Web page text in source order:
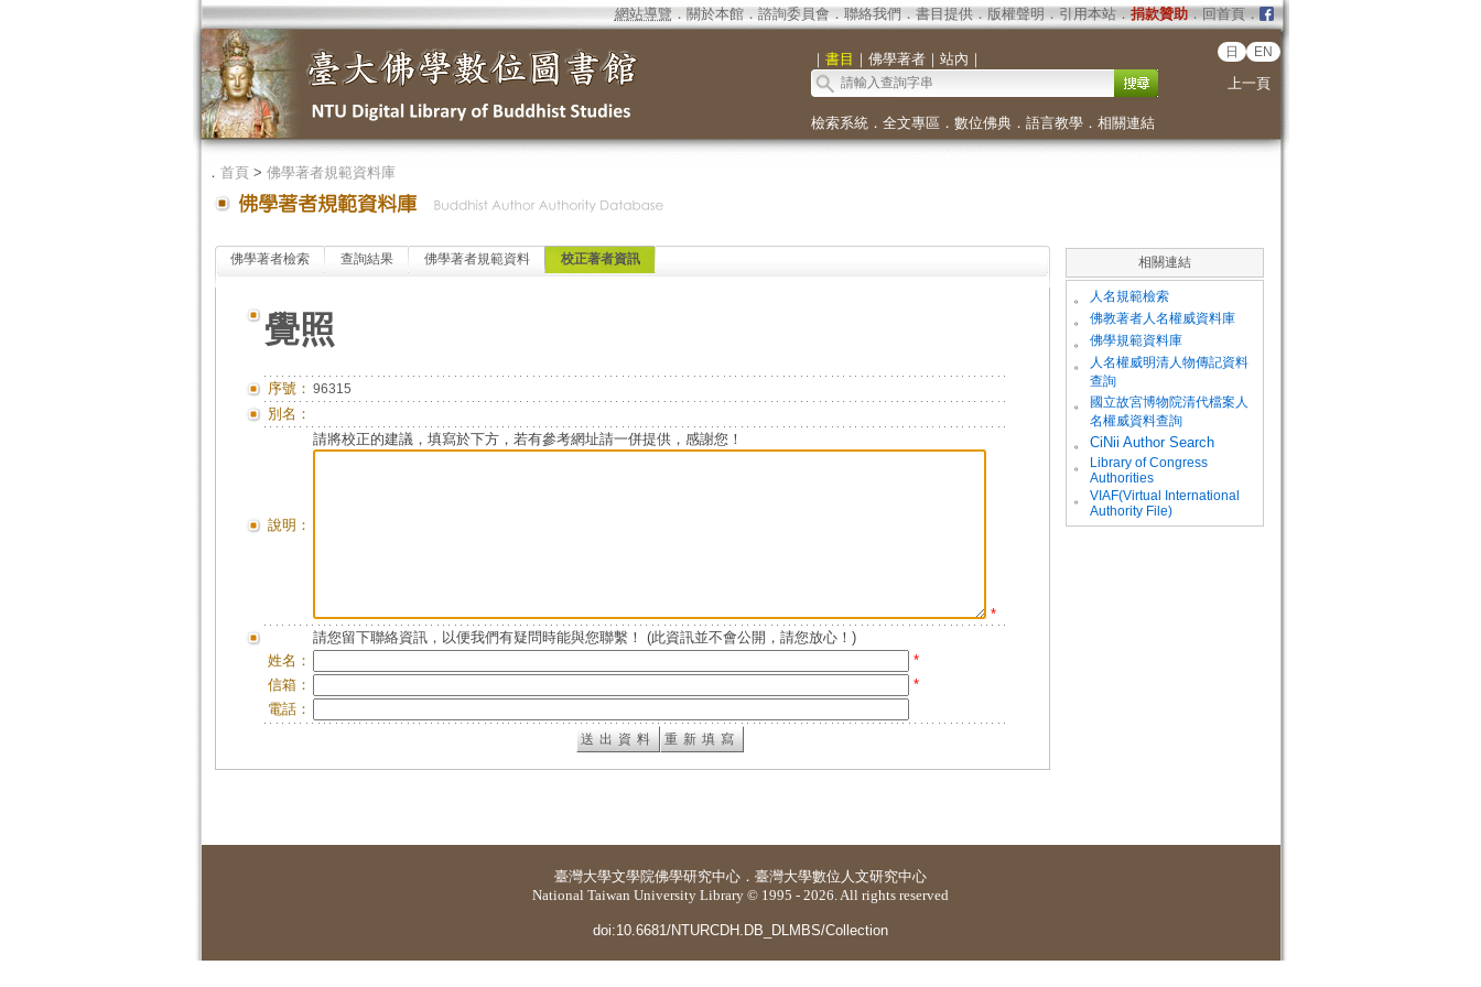
網站導覽 ． 關於本館． 諮詢委員會． 聯絡我們 ． 書目提供． 版權聲明 ． 引用本站． 捐款贊助．回首頁．
｜ 書目 ｜ 佛學著者｜ 站內 ｜ 日 EN
上一頁
檢索系統． 全文專區 ． 數位佛典． 語言教學． 相關連結
． 首頁> 佛學著者規範資料庫
佛學著者檢索 查詢結果 佛學著者規範資料 校正著者資訊
覺照
序號： 96315
別名：
說明：
請將校正的建議，填寫於下方，若有參考網址請一併提供，感謝您！
*
請您留下聯絡資訊，以便我們有疑問時能與您聯繫！ (此資訊並不會公開，請您放心！)
姓名：
*
信箱：
*
電話：
相關連結
。 人名規範檢索
。 佛教著者人名權威資料庫
。 佛學規範資料庫
。
人名權威明清人物傳記資料
查詢
。
國立故宮博物院清代檔案人
名權威資料查詢
。
CiNii Author Search
。
Library of Congress
Authorities
。
VIAF(Virtual International
Authority File)
臺灣大學文學院佛學研究中心 ． 臺灣大學數位人文研究中心
National Taiwan University Library © 1995 - 2026. All rights reserved
doi:10.6681/NTURCDH.DB_DLMBS/Collection